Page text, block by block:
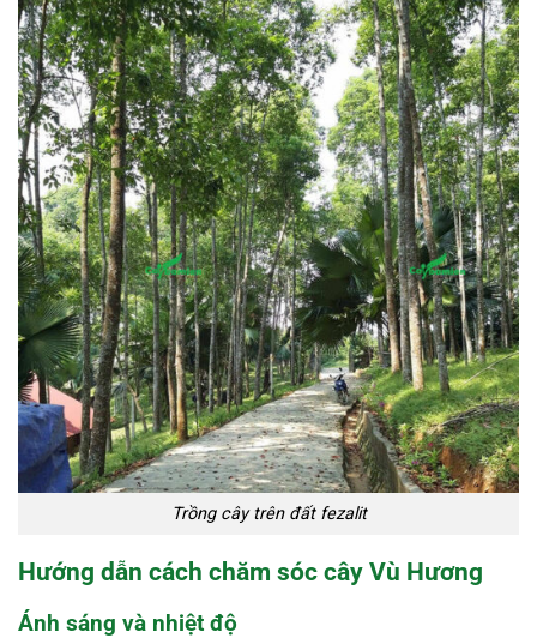
Trồng cây trên đất fezalit
Hướng dẫn cách chăm sóc cây Vù Hương
Ánh sáng và nhiệt độ